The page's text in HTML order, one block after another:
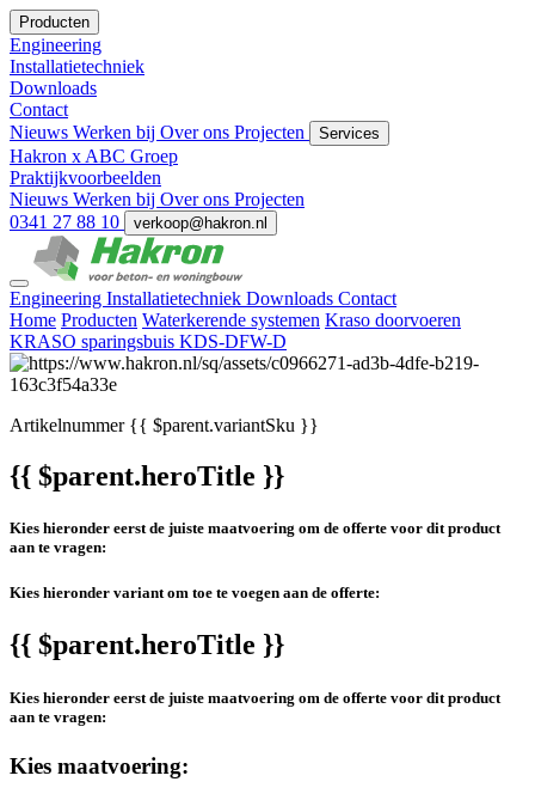
Producten
Engineering
Installatietechniek
Downloads
Contact
Nieuws Werken bij Over ons Projecten Services
Hakron x ABC Groep
Praktijkvoorbeelden
Nieuws Werken bij Over ons Projecten
0341 27 88 10
verkoop@hakron.nl
Engineering Installatietechniek Downloads Contact
Home Producten Waterkerende systemen Kraso doorvoeren
KRASO sparingsbuis KDS-DFW-D
Artikelnummer{{ $parent.variantSku }}
{{ $parent.heroTitle }}
Kies hieronder eerst de juiste maatvoering om de offerte voor dit product
aan te vragen:
Kies hieronder variant om toe te voegen aan de offerte:
{{ $parent.heroTitle }}
Kies hieronder eerst de juiste maatvoering om de offerte voor dit product
aan te vragen:
Kies maatvoering: